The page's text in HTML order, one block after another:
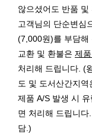
않으셨어도 반품
고객님의 단순변심
(7,000원)를 부담해
교환 및 환불은 제
처리해 드립니다. (
도 및 도서산간지
제품 A/S 발생 시
면 처리해 드립니
담.)